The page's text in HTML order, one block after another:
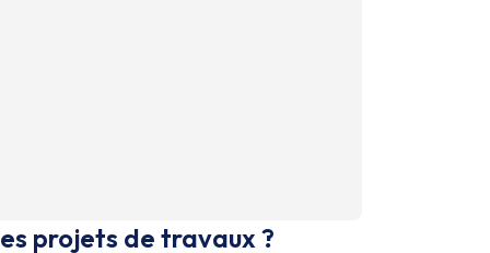
projets de travaux ?